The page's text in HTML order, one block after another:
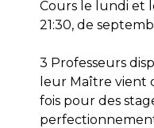
Cours le lundi et
21:30, de
3 Professeurs
leur Maître vient
fois pour des